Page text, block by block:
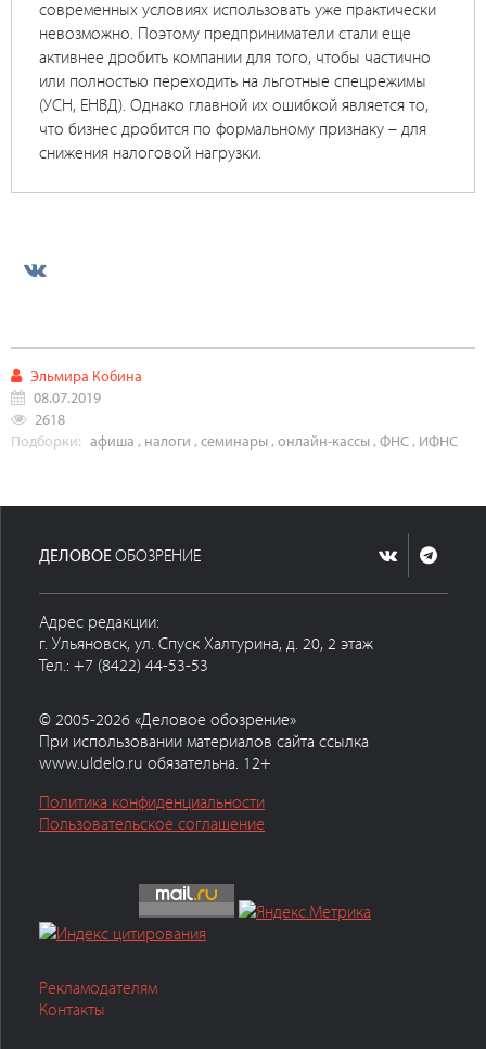
современных условиях использовать уже практически
невозможно. Поэтому предприниматели стали еще
активнее дробить компании для того, чтобы частично
или полностью переходить на льготные спецрежимы
(УСН, ЕНВД). Однако главной их ошибкой является то,
что бизнес дробится по формальному признаку – для
снижения налоговой нагрузки.
Эльмира Кобина
08.07.2019
2618
Подборки: афиша , налоги ,семинары ,онлайн-кассы ,ФНС , ИФНС
ДЕЛОВОЕ ОБОЗРЕНИЕ
Адрес редакции:
г. Ульяновск, ул. Спуск Халтурина, д. 20, 2 этаж
Тел.: +7 (8422) 44-53-53
© 2005-2026 «Деловое обозрение»
При использовании материалов сайта ссылка
www.uldelo.ru обязательна. 12+
Политика конфиденциальности
Пользовательское соглашение
Рекламодателям
Контакты